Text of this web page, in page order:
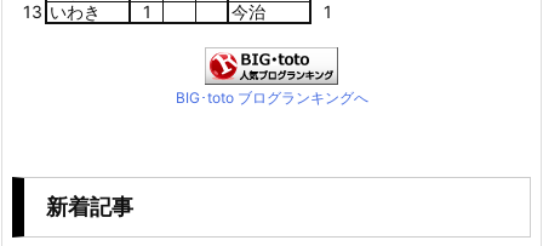
13 いわき 1 今治 1
BIG･toto ブログランキングへ
新着記事